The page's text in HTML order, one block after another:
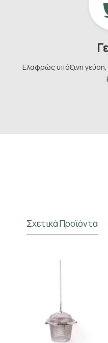
Ελαφρώς υπόξινη γεύση,
Σχετικά Προϊόντα